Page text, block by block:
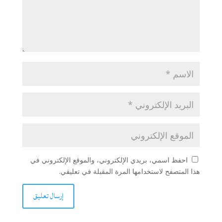
احفظ اسمي، بريدي الإلكتروني، والموقع الإلكتروني في
هذا المتصفح لاستخدامها المرة المقبلة في تعليقي.